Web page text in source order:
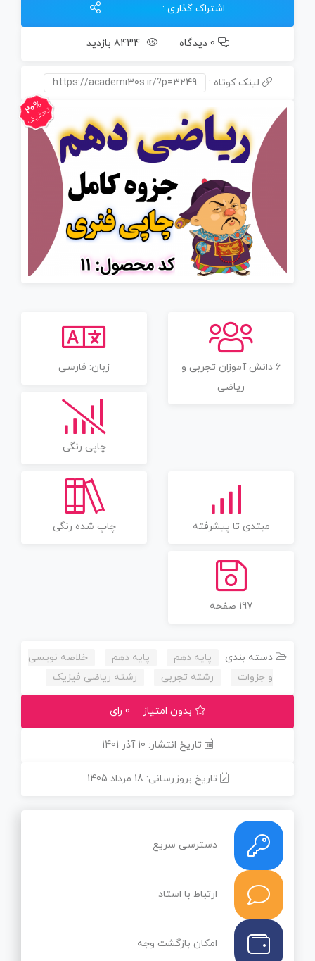
اشتراک گذاری :
0 دیدگاه 8434 بازدید
لینک کوتاه : https://academi30s.ir/?p=3249
20%
تخفیف
6 دانش آموزان تجربی و
ریاضی
زبان: فارسی
چاپی رنگی
مبتدی تا پیشرفته چاپ شده رنگی
197 صفحه
دسته بندی پایه دهم پایه دهم
خلاصه نویسی
و جزوات
رشته تجربی رشته ریاضی فیزیک
بدون امتیاز 0 رای
تاریخ انتشار: 10 آذر 1401
تاریخ بروزرسانی: 18 مرداد 1405
دسترسی سریع
ارتباط با استاد
امکان بازگشت وجه